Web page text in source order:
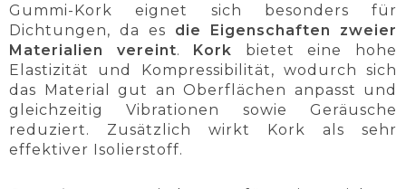
Gummi-Kork eignet sich besonders für
Dichtungen, da es die Eigenschaften zweier
Materialien vereint. Kork bietet eine hohe
Elastizität und Kompressibilität, wodurch sich
das Material gut an Oberflächen anpasst und
gleichzeitig Vibrationen sowie Geräusche
reduziert. Zusätzlich wirkt Kork als sehr
effektiver Isolierstoff.